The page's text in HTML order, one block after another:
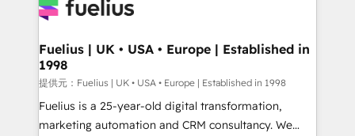
for you and execute it on HubSpot. We are on the
framework, meaning we've been accredited by
HubSpot and vetted by the CCS, which means we
can support public sector companies as well the
other ones listed in our profile. Our services: -
HubSpot implementation - HubSpot CMS website
Fuelius | UK • USA • Europe | Established in
1998
提供元：Fuelius | UK • USA • Europe | Established in 1998
Fuelius is a 25-year-old digital transformation,
marketing automation and CRM consultancy. We